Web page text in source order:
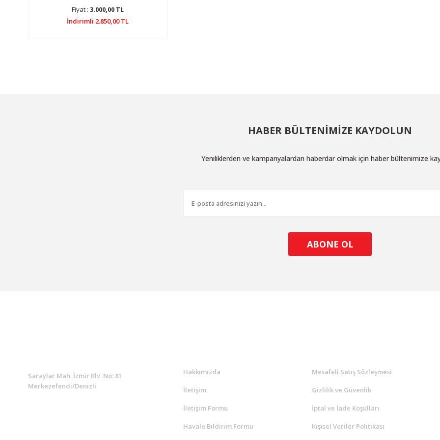
Fiyat : 3.000,00 TL
İndirimli 2.850,00 TL
HABER BÜLTENİMİZE KAYDOLUN
Yeniliklerden ve kampanyalardan haberdar olmak için haber bültenimize
ABONE OL
Saraylar Mah. İzmir Blv. No: 81
Merkezefendi/Denizli
Hakkımızda
İletişim
İletişim Formu
Havale Bildirim Formu
Mesafeli Satış Sözleşmesi
Gizlilik ve Güvenlik
İptal ve İade Koşulları
Kişisel Veriler Politikası